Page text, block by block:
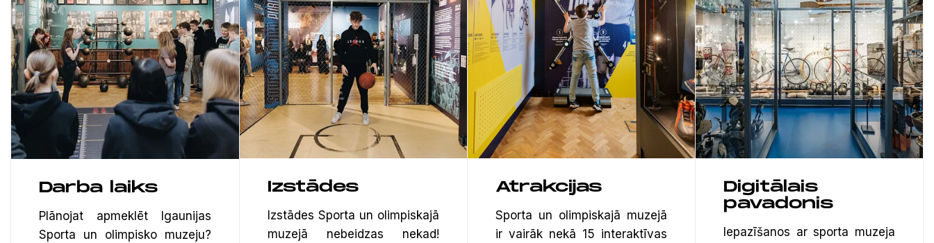
Darba laiks
Plānojat apmeklēt Igaunijas
Sporta un olimpisko muzeju?
Izstādes
Izstādes Sporta un olimpiskajā
muzejā nebeidzas nekad!
Atrakcijas
Sporta un olimpiskajā muzejā
ir vairāk nekā 15 interaktīvas
Digitālais
pavadonis
Iepazīšanos ar sporta muzeja